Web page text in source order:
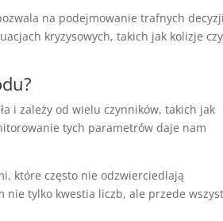
na podejmowanie trafnych decyzji
kryzysowych, takich jak kolizje czy
i zależy od wielu czynników, takich jak
tych parametrów daje nam
które często nie odzwierciedlają
nie tylko kwestia liczb, ale przede